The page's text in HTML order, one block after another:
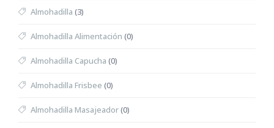
Almohadilla (3)
Almohadilla Alimentación (0)
Almohadilla Capucha (0)
Almohadilla Frisbee (0)
Almohadilla Masajeador(0)